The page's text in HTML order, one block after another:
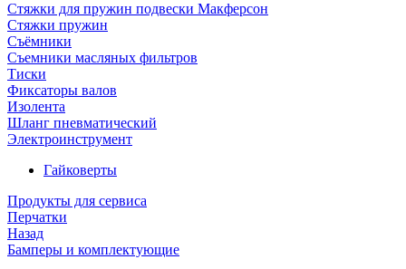
Стяжки для пружин подвески Макферсон
Стяжки пружин
Съёмники
Съемники масляных фильтров
Тиски
Фиксаторы валов
Изолента
Шланг пневматический
Электроинструмент
Гайковерты
Продукты для сервиса
Перчатки
Назад
Бамперы и комплектующие